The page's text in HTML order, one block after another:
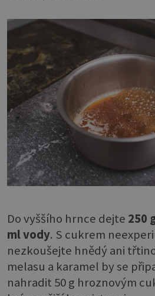
Do vyššího hrnce dejte 250
ml vody. S cukrem
nezkoušejte hnědý ani
melasu a karamel by se
nahradit 50 g hroznovým